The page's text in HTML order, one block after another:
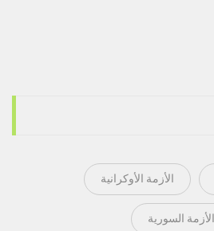
الأزمة الأوكرانية
الأزمة السورية